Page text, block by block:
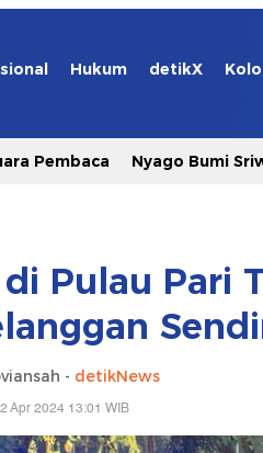
Hukum detikX
Pembaca Nyago Bumi
Pulau Pari
- detikNews
Apr 2024 13:01 WIB